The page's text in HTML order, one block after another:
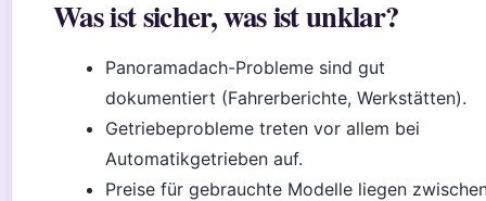
Was ist sicher, was ist unklar?
Panoramadach-Probleme sind gut
dokumentiert (Fahrerberichte, Werkstätten).
Getriebeprobleme treten vor allem bei
Automatikgetrieben auf.
Preise für gebrauchte Modelle liegen